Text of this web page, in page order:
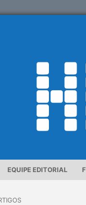
EQUIPE EDITORIAL